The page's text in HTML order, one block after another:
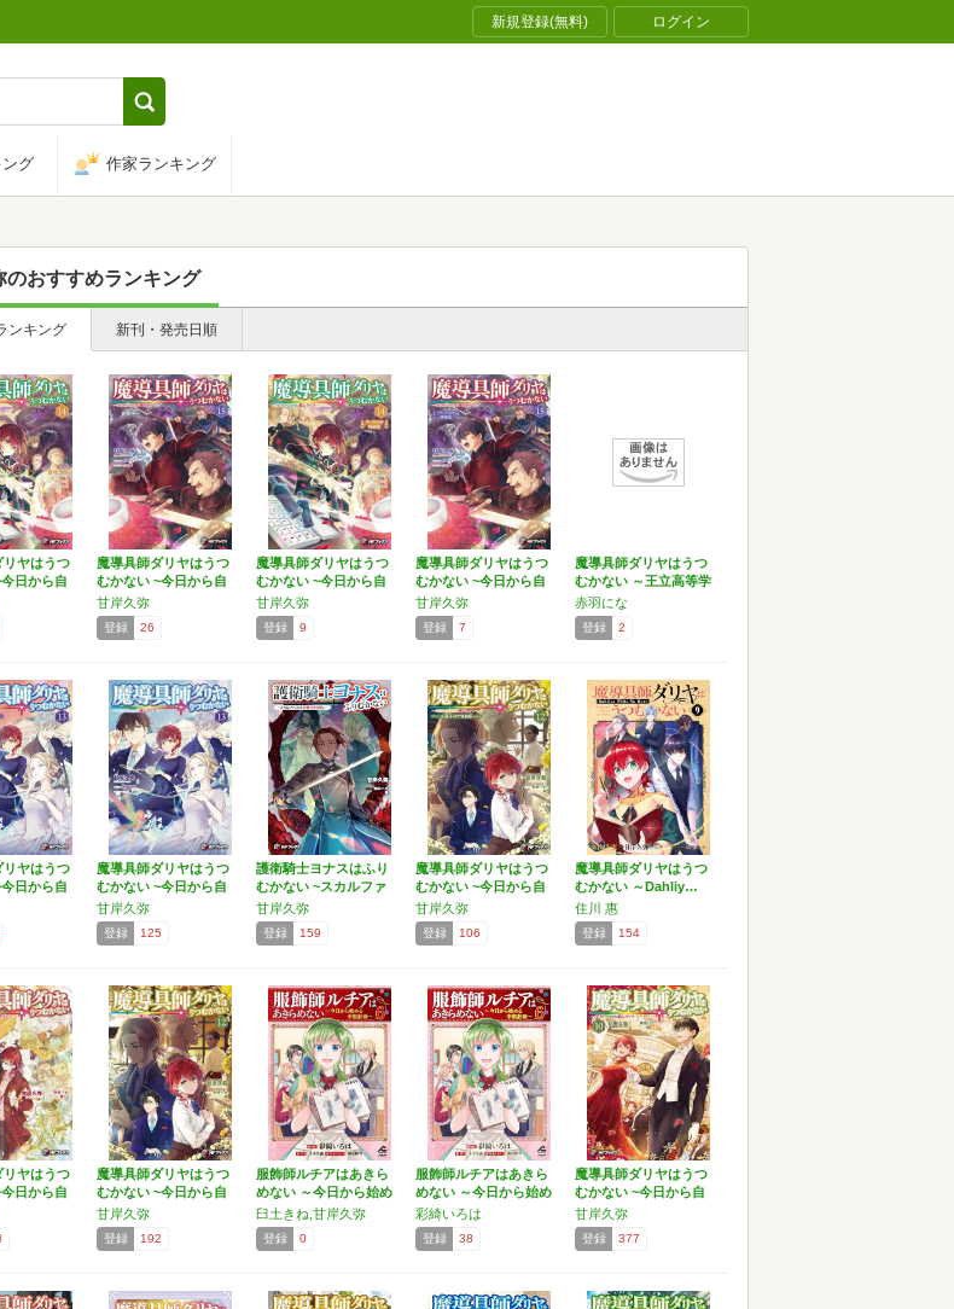
新規登録(無料) ログイン
グ 作家ランキング
のおすすめランキング
ンキング 新刊・発売日順
リヤはうつ
日から自
魔導具師ダリヤはうつ
むかない ~今日から自
由…
甘岸久弥
登録 26
魔導具師ダリヤはうつ
むかない ~今日から自
由…
甘岸久弥
登録 9
魔導具師ダリヤはうつ
むかない ~今日から自
由…
甘岸久弥
登録 7
魔導具師ダリヤはうつ
むかない ～王立高等学
院…
赤羽にな
登録 2
リヤはうつ
日から自
魔導具師ダリヤはうつ
むかない ~今日から自
由…
甘岸久弥
登録 125
護衛騎士ヨナスはふり
むかない ~スカルファ
ロ…
甘岸久弥
登録 159
魔導具師ダリヤはうつ
むかない ~今日から自
由…
甘岸久弥
登録 106
魔導具師ダリヤはうつ
むかない ～Dahliy…
住川 惠
登録 154
リヤはうつ
日から自
魔導具師ダリヤはうつ
むかない ~今日から自
由…
甘岸久弥
登録 192
服飾師ルチアはあきら
めない ～今日から始め
る…
臼土きね,甘岸久弥
登録 0
服飾師ルチアはあきら
めない ～今日から始め
る…
彩綺いろは
登録 38
魔導具師ダリヤはうつ
むかない ~今日から自
由…
甘岸久弥
登録 377